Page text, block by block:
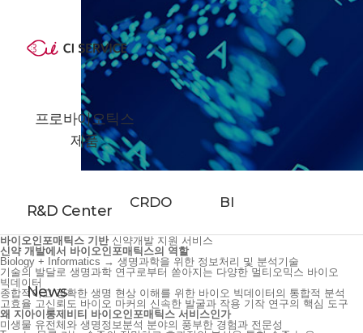
프로바이오틱스
제품
R&D Center
News
CRDO BI
바이오인포매틱스 기반신약개발 지원 서비스
신약 개발에서 바이오인포매틱스의 역할
Biology + Informatics → 생명과학을 위한 정보처리 및 분석기술
기술의 발달로 생명과학 연구로부터 쏟아지는 다양한 멀티오믹스 바이오
빅데이터
종합적이고 정확한 생명 현상 이해를 위한 바이오 빅데이터의 통합적 분석
고효율 고신뢰도 바이오 마커의 신속한 발굴과 작용 기작 연구의 핵심 도구
왜 지아이롱제비티 바이오인포매틱스 서비스인가
미생물 유전체와 생명정보분석 분야의 풍부한 경험과 전문성